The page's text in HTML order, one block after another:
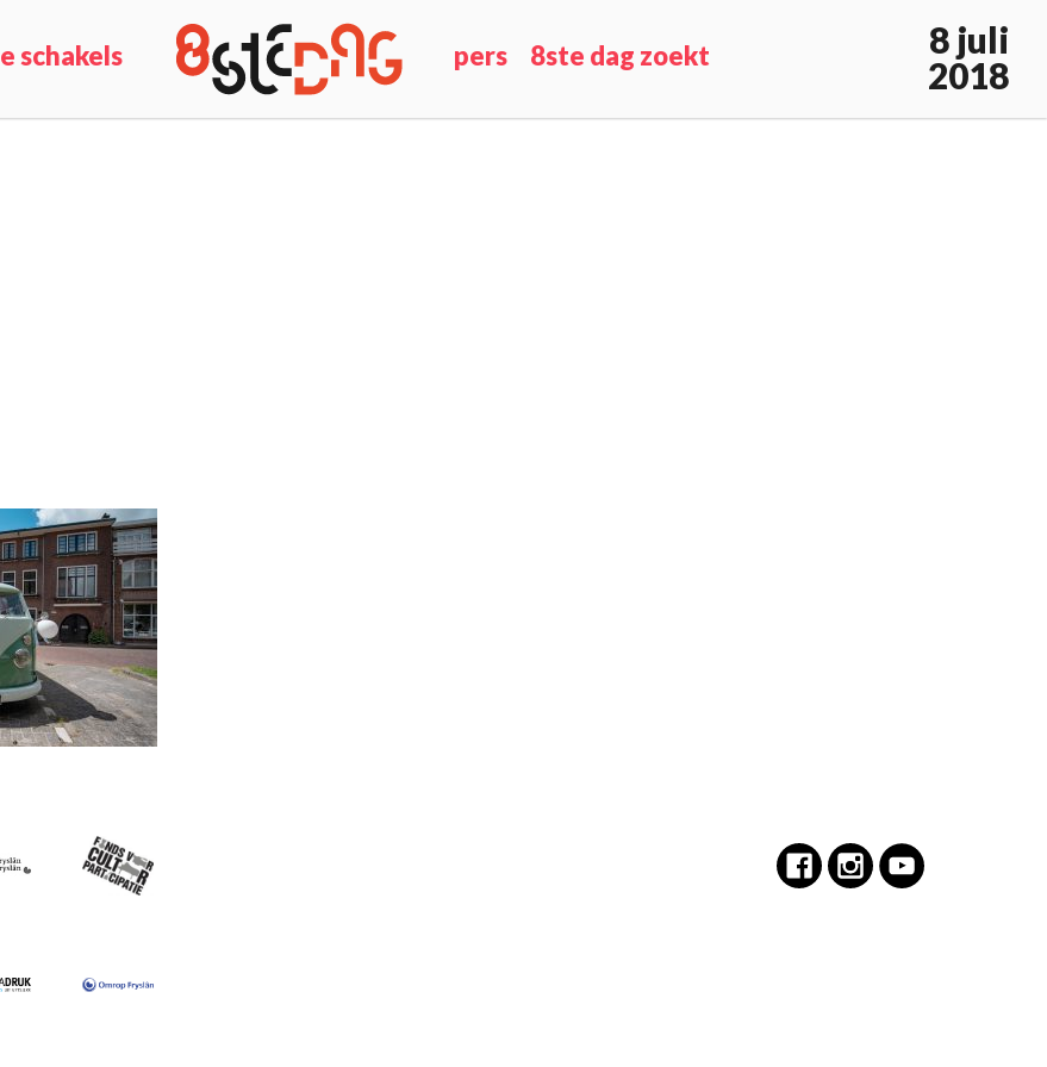
schakels pers 8ste dag zoekt
8 juli
2018